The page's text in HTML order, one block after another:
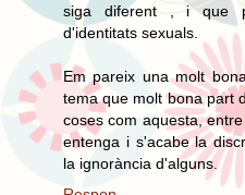
siga diferent , i que
d'identitats sexuals.
Em pareix una molt
tema que molt bona part
coses com aquesta,
entenga i s'acabe la
la ignorància d'alguns.